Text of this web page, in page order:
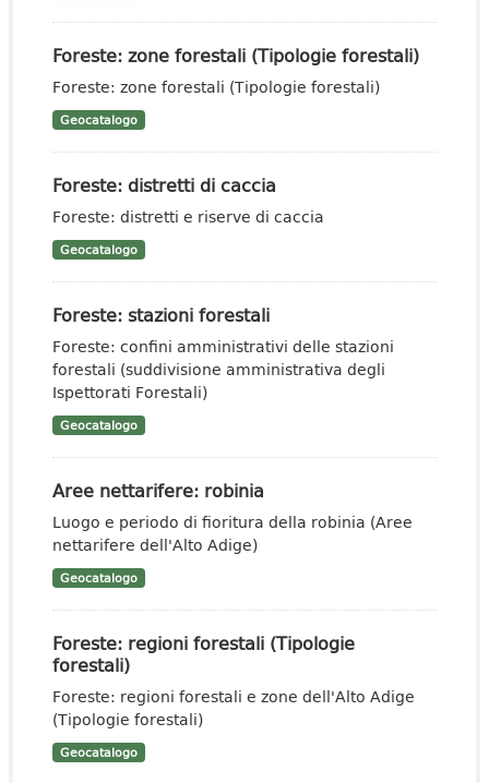
Foreste: zone forestali (Tipologie forestali)
Foreste: zone forestali (Tipologie forestali)
Geocatalogo
Foreste: distretti di caccia
Foreste: distretti e riserve di caccia
Geocatalogo
Foreste: stazioni forestali
Foreste: confini amministrativi delle stazioni
forestali (suddivisione amministrativa degli
Ispettorati Forestali)
Geocatalogo
Aree nettarifere: robinia
Luogo e periodo di fioritura della robinia (Aree
nettarifere dell'Alto Adige)
Geocatalogo
Foreste: regioni forestali (Tipologie
forestali)
Foreste: regioni forestali e zone dell'Alto Adige
(Tipologie forestali)
Geocatalogo